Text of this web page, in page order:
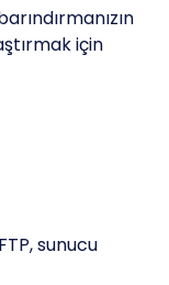
için
sunucu